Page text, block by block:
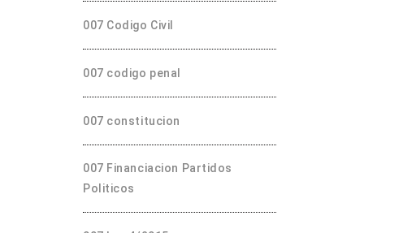
007 Codigo Civil
007 codigo penal
007 constitucion
007 Financiacion Partidos
Politicos